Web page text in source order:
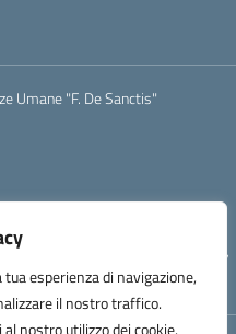
esperienza di navigazione,
il nostro traffico.
nostro utilizzo dei cookie.
Umane "F. De Sanctis"
- Codice Fiscale: 92058830727